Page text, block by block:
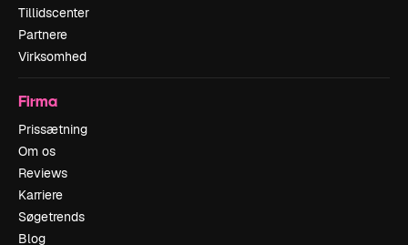
Tillidscenter
Partnere
Virksomhed
Firma
Prissætning
Om os
Reviews
Karriere
Søgetrends
Blog